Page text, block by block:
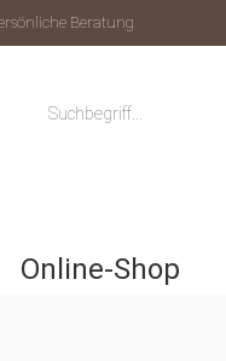
Beratung
Online-Shop